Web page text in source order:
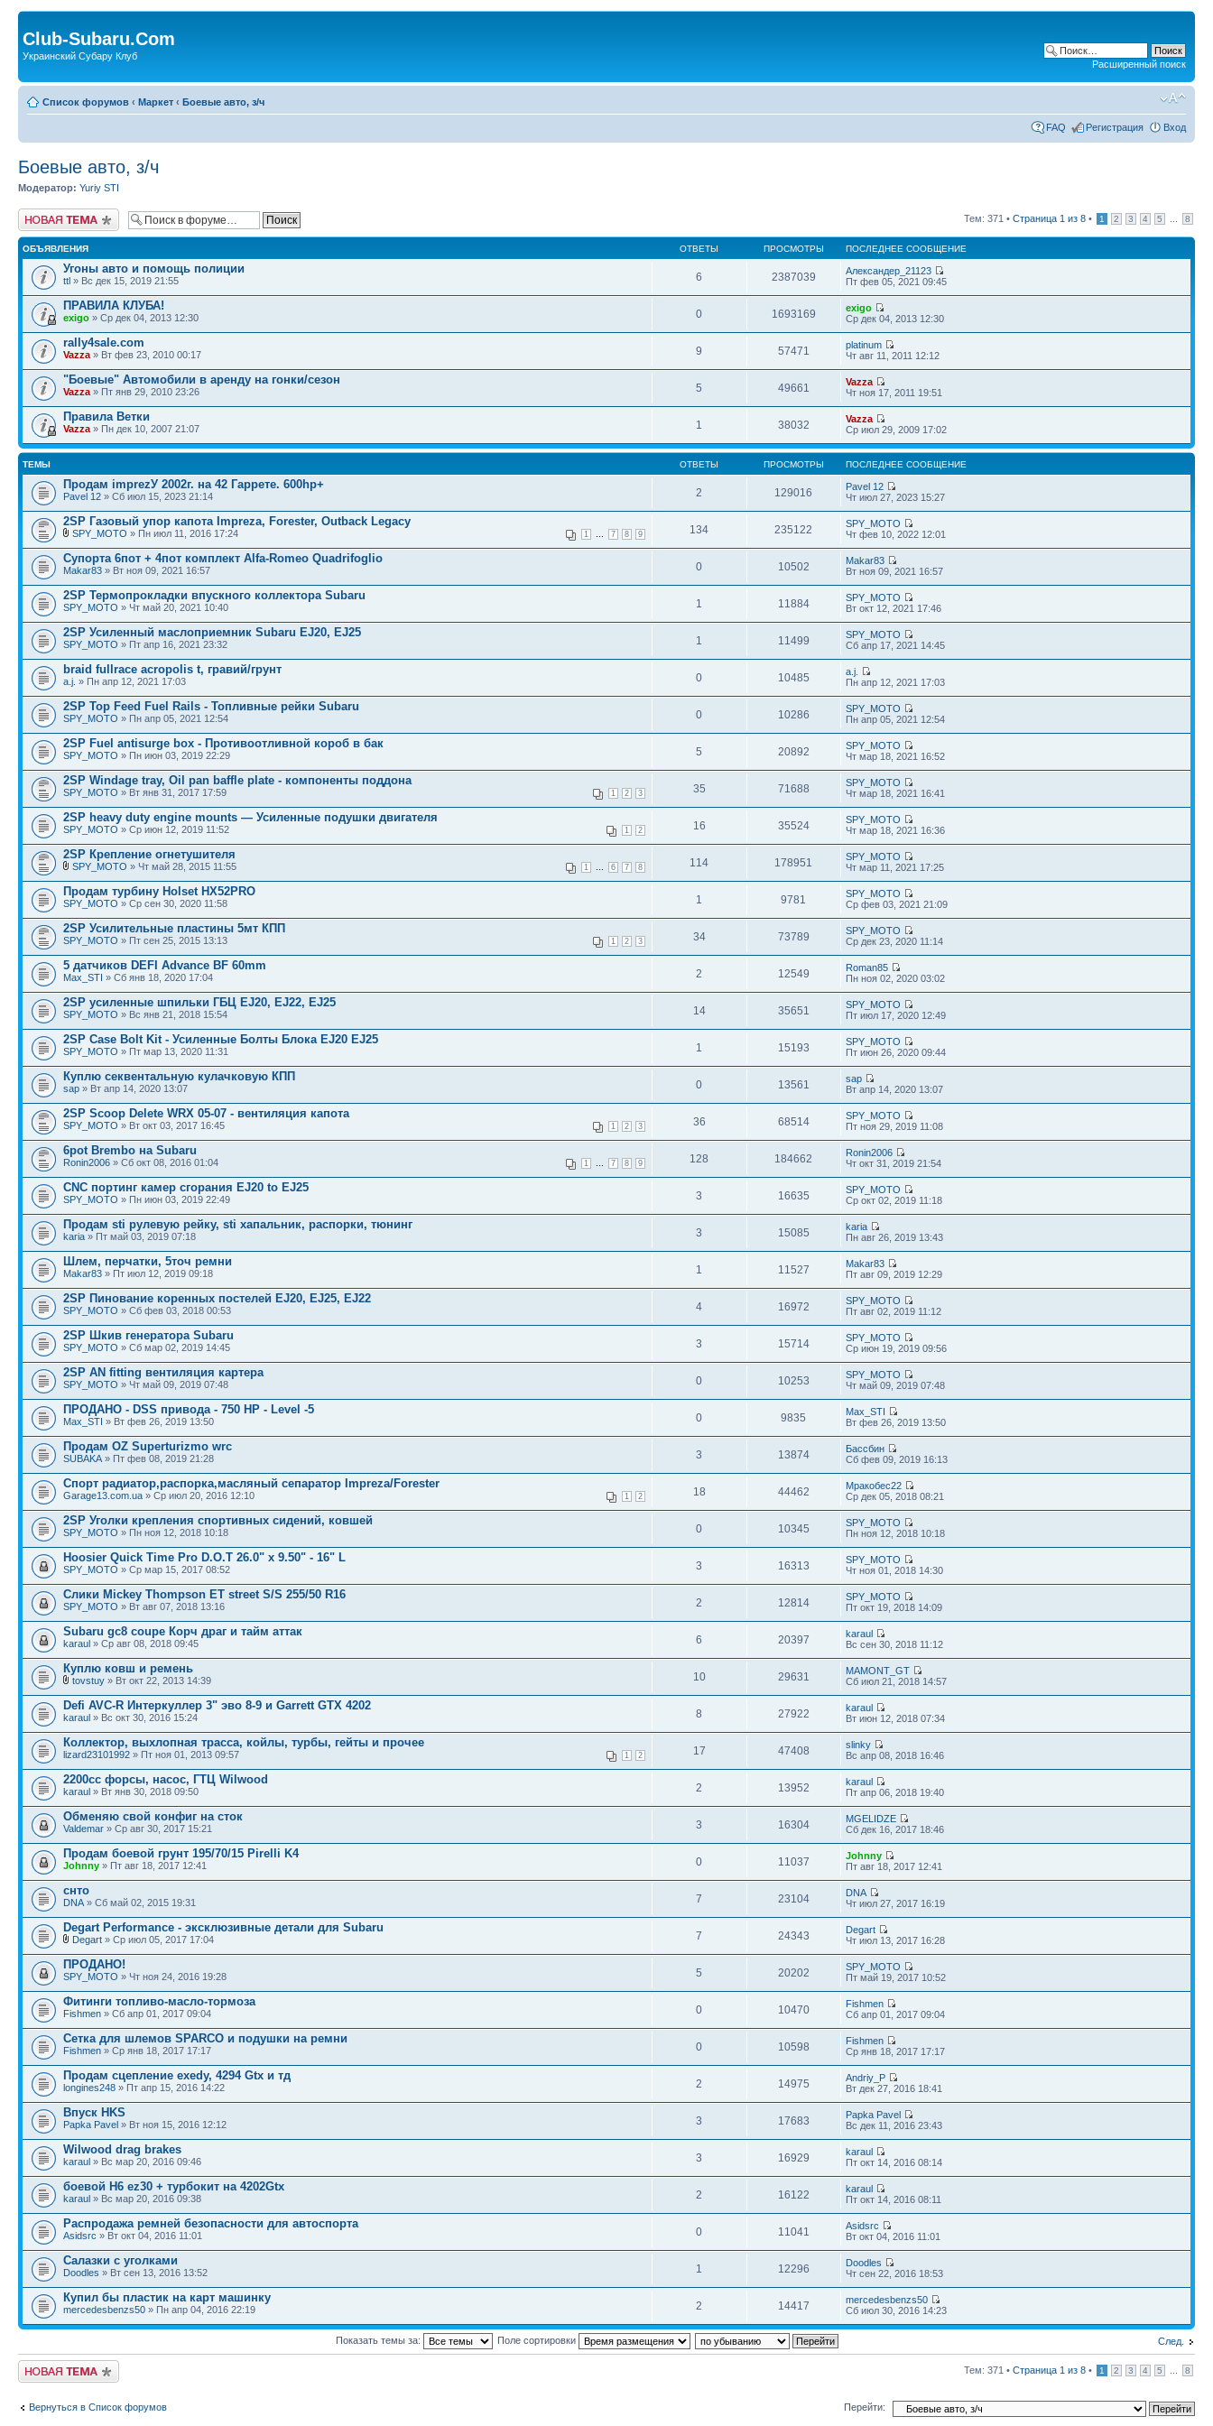
Club-Subaru.Com
Украинский Субару Клуб
Расширенный поиск
Список форумов ‹ Маркет ‹ Боевые авто, з/ч
FAQ Регистрация Вход
Боевые авто, з/ч
Модератор: Yuriy STI
Новая тема Тем: 371 • Страница 1 из 8 • 1 2 3 4 5 8
ОБЪЯВЛЕНИЯ ОТВЕТЫ ПРОСМОТРЫ ПОСЛЕДНЕЕ СООБЩЕНИЕ
Угоны авто и помощь полиции
ttl » Вс дек 15, 2019 21:55 6 2387039
Александер_21123
Пт фев 05, 2021 09:45
ПРАВИЛА КЛУБА!
exigo » Ср дек 04, 2013 12:30 0 1693169
exigo
Ср дек 04, 2013 12:30
rally4sale.com
Vazza » Вт фев 23, 2010 00:17 9 57471
platinum
Чт авг 11, 2011 12:12
"Боевые" Автомобили в аренду на гонки/сезон
Vazza » Пт янв 29, 2010 23:26 5 49661
Vazza
Чт ноя 17, 2011 19:51
Правила Ветки
Vazza » Пн дек 10, 2007 21:07 1 38032
Vazza
Ср июл 29, 2009 17:02
ТЕМЫ ОТВЕТЫ ПРОСМОТРЫ ПОСЛЕДНЕЕ СООБЩЕНИЕ
Продам imprezУ 2002г. на 42 Гаррете. 600hp+
Pavel 12 » Сб июл 15, 2023 21:14 2 129016
Pavel 12
Чт июл 27, 2023 15:27
2SP Газовый упор капота Impreza, Forester, Outback Legacy
1 7 8 9
SPY_MOTO » Пн июл 11, 2016 17:24 134 235122
SPY_MOTO
Чт фев 10, 2022 12:01
Супорта 6пот + 4пот комплект Alfa-Romeo Quadrifoglio
Makar83 » Вт ноя 09, 2021 16:57 0 10502
Makar83
Вт ноя 09, 2021 16:57
2SP Термопрокладки впускного коллектора Subaru
SPY_MOTO » Чт май 20, 2021 10:40 1 11884
SPY_MOTO
Вт окт 12, 2021 17:46
2SP Усиленный маслоприемник Subaru EJ20, EJ25
SPY_MOTO » Пт апр 16, 2021 23:32 1 11499
SPY_MOTO
Сб апр 17, 2021 14:45
braid fullrace acropolis t, гравий/грунт
a.j. » Пн апр 12, 2021 17:03 0 10485
a.j.
Пн апр 12, 2021 17:03
2SP Top Feed Fuel Rails - Топливные рейки Subaru
SPY_MOTO » Пн апр 05, 2021 12:54 0 10286
SPY_MOTO
Пн апр 05, 2021 12:54
2SP Fuel antisurge box - Противоотливной короб в бак
SPY_MOTO » Пн июн 03, 2019 22:29 5 20892
SPY_MOTO
Чт мар 18, 2021 16:52
2SP Windage tray, Oil pan baffle plate - компоненты поддона
1 2 3
SPY_MOTO » Вт янв 31, 2017 17:59 35 71688
SPY_MOTO
Чт мар 18, 2021 16:41
2SP heavy duty engine mounts — Усиленные подушки двигателя
1 2
SPY_MOTO » Ср июн 12, 2019 11:52 16 35524
SPY_MOTO
Чт мар 18, 2021 16:36
2SP Крепление огнетушителя
1 6 7 8
SPY_MOTO » Чт май 28, 2015 11:55 114 178951
SPY_MOTO
Чт мар 11, 2021 17:25
Продам турбину Holset HX52PRO
SPY_MOTO » Ср сен 30, 2020 11:58 1 9781
SPY_MOTO
Ср фев 03, 2021 21:09
2SP Усилительные пластины 5мт КПП
1 2 3
SPY_MOTO » Пт сен 25, 2015 13:13 34 73789
SPY_MOTO
Ср дек 23, 2020 11:14
5 датчиков DEFI Advance BF 60mm
Max_STI » Сб янв 18, 2020 17:04 2 12549
Roman85
Пн ноя 02, 2020 03:02
2SP усиленные шпильки ГБЦ EJ20, EJ22, EJ25
SPY_MOTO » Вс янв 21, 2018 15:54 14 35651
SPY_MOTO
Пт июл 17, 2020 12:49
2SP Case Bolt Kit - Усиленные Болты Блока EJ20 EJ25
SPY_MOTO » Пт мар 13, 2020 11:31 1 15193
SPY_MOTO
Пт июн 26, 2020 09:44
Куплю секвентальную кулачковую КПП
sap » Вт апр 14, 2020 13:07 0 13561
sap
Вт апр 14, 2020 13:07
2SP Scoop Delete WRX 05-07 - вентиляция капота
1 2 3
SPY_MOTO » Вт окт 03, 2017 16:45 36 68514
SPY_MOTO
Пт ноя 29, 2019 11:08
6pot Brembo на Subaru
1 7 8 9
Ronin2006 » Сб окт 08, 2016 01:04 128 184662
Ronin2006
Чт окт 31, 2019 21:54
CNC портинг камер сгорания EJ20 to EJ25
SPY_MOTO » Пн июн 03, 2019 22:49 3 16635
SPY_MOTO
Ср окт 02, 2019 11:18
Продам sti рулевую рейку, sti хапальник, распорки, тюнинг
karia » Пт май 03, 2019 07:18 3 15085
karia
Пн авг 26, 2019 13:43
Шлем, перчатки, 5точ ремни
Makar83 » Пт июл 12, 2019 09:18 1 11527
Makar83
Пт авг 09, 2019 12:29
2SP Пинование коренных постелей EJ20, EJ25, EJ22
SPY_MOTO » Сб фев 03, 2018 00:53 4 16972
SPY_MOTO
Пт авг 02, 2019 11:12
2SP Шкив генератора Subaru
SPY_MOTO » Сб мар 02, 2019 14:45 3 15714
SPY_MOTO
Ср июн 19, 2019 09:56
2SP AN fitting вентиляция картера
SPY_MOTO » Чт май 09, 2019 07:48 0 10253
SPY_MOTO
Чт май 09, 2019 07:48
ПРОДАНО - DSS привода - 750 HP - Level -5
Max_STI » Вт фев 26, 2019 13:50 0 9835
Max_STI
Вт фев 26, 2019 13:50
Продам OZ Superturizmo wrc
SUBAKA » Пт фев 08, 2019 21:28 3 13874
Бассбин
Сб фев 09, 2019 16:13
Спорт радиатор,распорка,масляный сепаратор Impreza/Forester
1 2
Garage13.com.ua » Ср июл 20, 2016 12:10 18 44462
Мракобес22
Ср дек 05, 2018 08:21
2SP Уголки крепления спортивных сидений, ковшей
SPY_MOTO » Пн ноя 12, 2018 10:18 0 10345
SPY_MOTO
Пн ноя 12, 2018 10:18
Hoosier Quick Time Pro D.O.T 26.0" x 9.50" - 16" L
SPY_MOTO » Ср мар 15, 2017 08:52 3 16313
SPY_MOTO
Чт ноя 01, 2018 14:30
Слики Mickey Thompson ET street S/S 255/50 R16
SPY_MOTO » Вт авг 07, 2018 13:16 2 12814
SPY_MOTO
Пт окт 19, 2018 14:09
Subaru gc8 coupe Корч драг и тайм аттак
karaul » Ср авг 08, 2018 09:45 6 20397
karaul
Вс сен 30, 2018 11:12
Куплю ковш и ремень
tovstuy » Вт окт 22, 2013 14:39 10 29631
MAMONT_GT
Сб июл 21, 2018 14:57
Defi AVC-R Интеркуллер 3" эво 8-9 и Garrett GTX 4202
karaul » Вс окт 30, 2016 15:24 8 27922
karaul
Вт июн 12, 2018 07:34
Коллектор, выхлопная трасса, койлы, турбы, гейты и прочее
1 2
lizard23101992 » Пт ноя 01, 2013 09:57 17 47408
slinky
Вс апр 08, 2018 16:46
2200сс форсы, насос, ГТЦ Wilwood
karaul » Вт янв 30, 2018 09:50 2 13952
karaul
Пт апр 06, 2018 19:40
Обменяю свой конфиг на сток
Valdemar » Ср авг 30, 2017 15:21 3 16304
MGELIDZE
Сб дек 16, 2017 18:46
Продам боевой грунт 195/70/15 Pirelli K4
Johnny » Пт авг 18, 2017 12:41 0 11037
Johnny
Пт авг 18, 2017 12:41
снто
DNA » Сб май 02, 2015 19:31 7 23104
DNA
Чт июл 27, 2017 16:19
Degart Performance - эксклюзивные детали для Subaru
Degart » Ср июл 05, 2017 17:04 7 24343
Degart
Чт июл 13, 2017 16:28
ПРОДАНО!
SPY_MOTO » Чт ноя 24, 2016 19:28 5 20202
SPY_MOTO
Пт май 19, 2017 10:52
Фитинги топливо-масло-тормоза
Fishmen » Сб апр 01, 2017 09:04 0 10470
Fishmen
Сб апр 01, 2017 09:04
Сетка для шлемов SPARCO и подушки на ремни
Fishmen » Ср янв 18, 2017 17:17 0 10598
Fishmen
Ср янв 18, 2017 17:17
Продам сцепление exedy, 4294 Gtx и тд
longines248 » Пт апр 15, 2016 14:22 2 14975
Andriy_P
Вт дек 27, 2016 18:41
Впуск HKS
Papka Pavel » Вт ноя 15, 2016 12:12 3 17683
Papka Pavel
Вс дек 11, 2016 23:43
Wilwood drag brakes
karaul » Вс мар 20, 2016 09:46 3 16929
karaul
Пт окт 14, 2016 08:14
боевой H6 ez30 + турбокит на 4202Gtx
karaul » Вс мар 20, 2016 09:38 2 16122
karaul
Пт окт 14, 2016 08:11
Распродажа ремней безопасности для автоспорта
Asidsrc » Вт окт 04, 2016 11:01 0 11041
Asidsrc
Вт окт 04, 2016 11:01
Салазки с уголками
Doodles » Вт сен 13, 2016 13:52 1 12296
Doodles
Чт сен 22, 2016 18:53
Купил бы пластик на карт машинку
mercedesbenzs50 » Пн апр 04, 2016 22:19 2 14417
mercedesbenzs50
Сб июл 30, 2016 14:23
След.
Показать темы за: Поле сортировки
Новая тема Тем: 371 • Страница 1 из 8 • 1 2 3 4 5 8
Вернуться в Список форумов Перейти: